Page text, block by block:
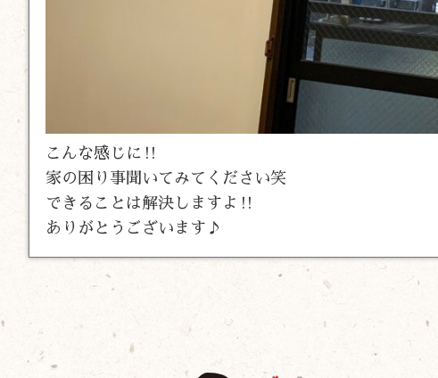
こんな感じに‼︎
家の困り事聞いてみてください笑
できることは解決しますよ‼︎
ありがとうございます♪